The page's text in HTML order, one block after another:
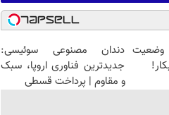
وضعیت دندان مصنوعی سوئیسی:
جدیدترین فناوری اروپا، سبک
و مقاوم | پرداخت قسطی